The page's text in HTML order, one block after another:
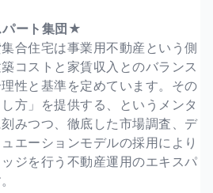
ート集団★
合住宅は事業用不動産という側
コストと家賃収入とのバランス
性と基準を定めています。その
方」を提供する、というメンタ
みつつ、徹底した市場調査、デ
エーションモデルの採用により
ジを行う不動産運用のエキスパ